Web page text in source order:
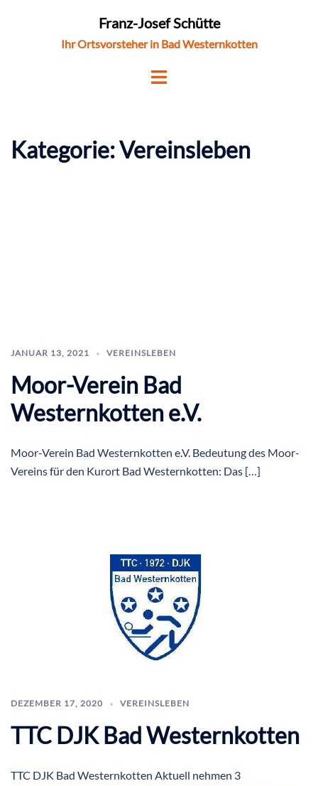
Franz-Josef Schütte
Ihr Ortsvorsteher in Bad Westernkotten
Kategorie:Vereinsleben
JANUAR 13, 2021 VEREINSLEBEN
Moor-Verein Bad
Westernkotten e.V.
Moor-Verein Bad Westernkotten e.V. Bedeutung des Moor-
Vereins für den Kurort Bad Westernkotten: Das […]
DEZEMBER 17, 2020 VEREINSLEBEN
TTC DJK Bad Westernkotten
TTC DJK Bad Westernkotten Aktuell nehmen 3